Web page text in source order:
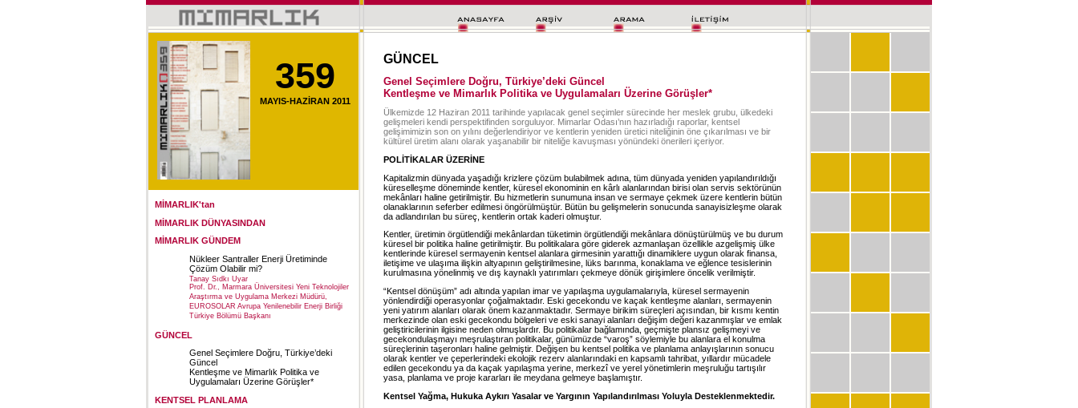
359
MAYIS-HAZİRAN 2011
MİMARLIK'tan
MİMARLIK DÜNYASINDAN
MİMARLIK GÜNDEM
Nükleer Santraller Enerji Üretiminde
Çözüm Olabilir mi?
Tanay Sıdkı Uyar
Prof. Dr., Marmara Üniversitesi Yeni Teknolojiler
Araştırma ve Uygulama Merkezi Müdürü,
EUROSOLAR Avrupa Yenilenebilir Enerji Birliği
Türkiye Bölümü Başkanı
GÜNCEL
Genel Seçimlere Doğru, Türkiye’deki
Güncel
Kentleşme ve Mimarlık Politika ve
Uygulamaları Üzerine Görüşler*
KENTSEL PLANLAMA
GÜNCEL
Genel Seçimlere Doğru, Türkiye’deki Güncel
Kentleşme ve Mimarlık Politika ve Uygulamaları Üzerine Görüşler*
Ülkemizde 12 Haziran 2011 tarihinde yapılacak genel seçimler sürecinde her meslek grubu, ülkedeki
gelişmeleri kendi perspektifinden sorguluyor. Mimarlar Odası’nın hazırladığı raporlar, kentsel
gelişimimizin son on yılını değerlendiriyor ve kentlerin yeniden üretici niteliğinin öne çıkarılması ve bir
kültürel üretim alanı olarak yaşanabilir bir niteliğe kavuşması yönündeki önerileri içeriyor.
POLİTİKALAR ÜZERİNE
Kapitalizmin dünyada yaşadığı krizlere çözüm bulabilmek adına, tüm dünyada yeniden yapılandırıldığı
küreselleşme döneminde kentler, küresel ekonominin en kârlı alanlarından birisi olan servis sektörünün
mekânları haline getirilmiştir. Bu hizmetlerin sunumuna insan ve sermaye çekmek üzere kentlerin bütün
olanaklarının seferber edilmesi öngörülmüştür. Bütün bu gelişmelerin sonucunda sanayisizleşme olarak
da adlandırılan bu süreç, kentlerin ortak kaderi olmuştur.
Kentler, üretimin örgütlendiği mekânlardan tüketimin örgütlendiği mekânlara dönüştürülmüş ve bu durum
küresel bir politika haline getirilmiştir. Bu politikalara göre giderek azmanlaşan özellikle azgelişmiş ülke
kentlerinde küresel sermayenin kentsel alanlara girmesinin yarattığı dinamiklere uygun olarak finansa,
iletişime ve ulaşıma ilişkin altyapının geliştirilmesine, lüks barınma, konaklama ve eğlence tesislerinin
kurulmasına yönelinmiş ve dış kaynaklı yatırımları çekmeye dönük girişimlere öncelik verilmiştir.
“Kentsel dönüşüm” adı altında yapılan imar ve yapılaşma uygulamalarıyla, küresel sermayenin
yönlendirdiği operasyonlar çoğalmaktadır. Eski gecekondu ve kaçak kentleşme alanları, sermayenin
yeni yatırım alanları olarak önem kazanmaktadır. Sermaye birikim süreçleri açısından, bir kısmı kentin
merkezinde olan eski gecekondu bölgeleri ve eski sanayi alanları değişim değeri kazanmışlar ve emlak
geliştiricilerinin ilgisine neden olmuşlardır. Bu politikalar bağlamında, geçmişte plansız gelişmeyi ve
gecekondulaşmayı meşrulaştıran politikalar, günümüzde “varoş” söylemiyle bu alanlara el konulma
süreçlerinin taşeronları haline gelmiştir. Değişen bu kentsel politika ve planlama anlayışlarının sonucu
olarak kentler ve çeperlerindeki ekolojik rezerv alanlarındaki en kapsamlı tahribat, yıllardır mücadele
edilen gecekondu ya da kaçak yapılaşma yerine, merkezî ve yerel yönetimlerin meşruluğu tartışılır
yasa, planlama ve proje kararları ile meydana gelmeye başlamıştır.
Kentsel Yağma, Hukuka Aykırı Yasalar ve Yargının Yapılandırılması Yoluyla Desteklenmektedir.